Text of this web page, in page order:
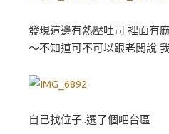
發現這邊有熱壓吐司 裡面有
～不知道可不可以跟老闆說
自己找位子..選了個吧台區